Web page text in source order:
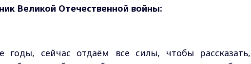
Великой Отечественной войны:
сейчас отдаём все силы, чтобы рассказать,